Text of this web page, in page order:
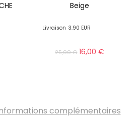
Beige
Livraison 3.90 EUR
25,00€ 16,00€
complémentaires